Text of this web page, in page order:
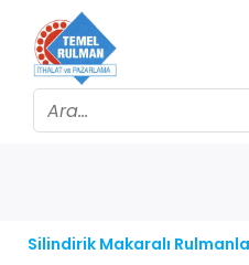
Silindirik Makaralı